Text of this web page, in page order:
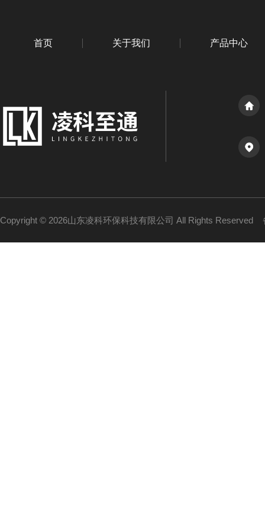
首页 关于我们 产品中心
Copyright © 2026山东凌科环保科技有限公司 All Rights Reserved